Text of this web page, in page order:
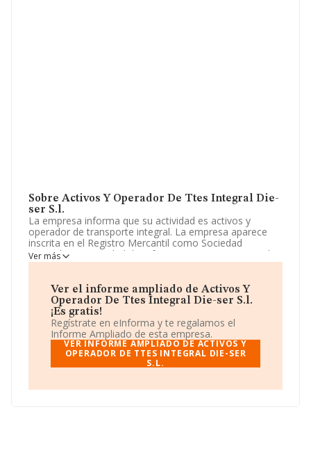
Sobre Activos Y Operador De Ttes Integral Die-
ser S.l.
La empresa informa que su actividad es activos y
operador de transporte integral. La empresa aparece
inscrita en el Registro Mercantil como Sociedad
Limitada. La actividad de referencia CNAE corresponde
a 'Actividades anexas al transporte marítimo y por vías
sociedad no tiene actividad en mercados exteriores.
La sociedad española
Activos y Operador de Ttes
Integral Die-ser S.L, con NIF B06457816, está situada
en Calle Camino De Valverde núm. S/N, (06892), en el
municipio de Trujillanos, en Badajoz, Extremadura.
En relación con el sector y disponiendo de los datos de
facturación alcanza la cifra de 5.485 millones de euros y
Ver más
Ver el informe ampliado de Activos Y
Operador De Ttes Integral Die-ser S.l.
¡Es gratis!
Regístrate en eInforma y te regalamos el
Informe Ampliado de esta empresa.
VER INFORME AMPLIADO DE ACTIVOS Y
OPERADOR DE TTES INTEGRAL DIE-SER
S.L.